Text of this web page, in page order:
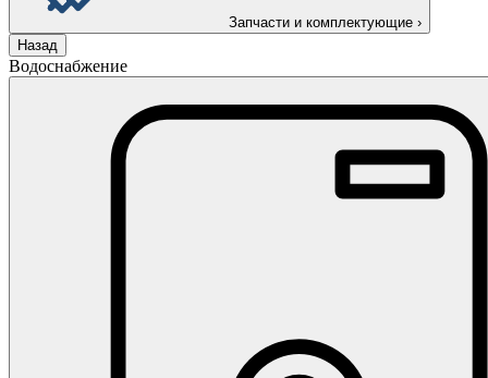
Запчасти и комплектующие ›
Назад
Водоснабжение